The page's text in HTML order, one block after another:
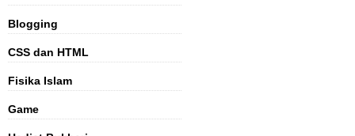
Blogging
CSS dan HTML
Fisika Islam
Game